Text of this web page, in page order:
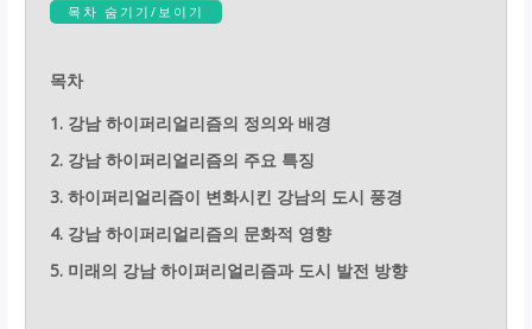
목차 숨기기/보이기
목차
1. 강남 하이퍼리얼리즘의 정의와 배경
2. 강남 하이퍼리얼리즘의 주요 특징
3. 하이퍼리얼리즘이 변화시킨 강남의 도시 풍경
4. 강남 하이퍼리얼리즘의 문화적 영향
5. 미래의 강남 하이퍼리얼리즘과 도시 발전 방향